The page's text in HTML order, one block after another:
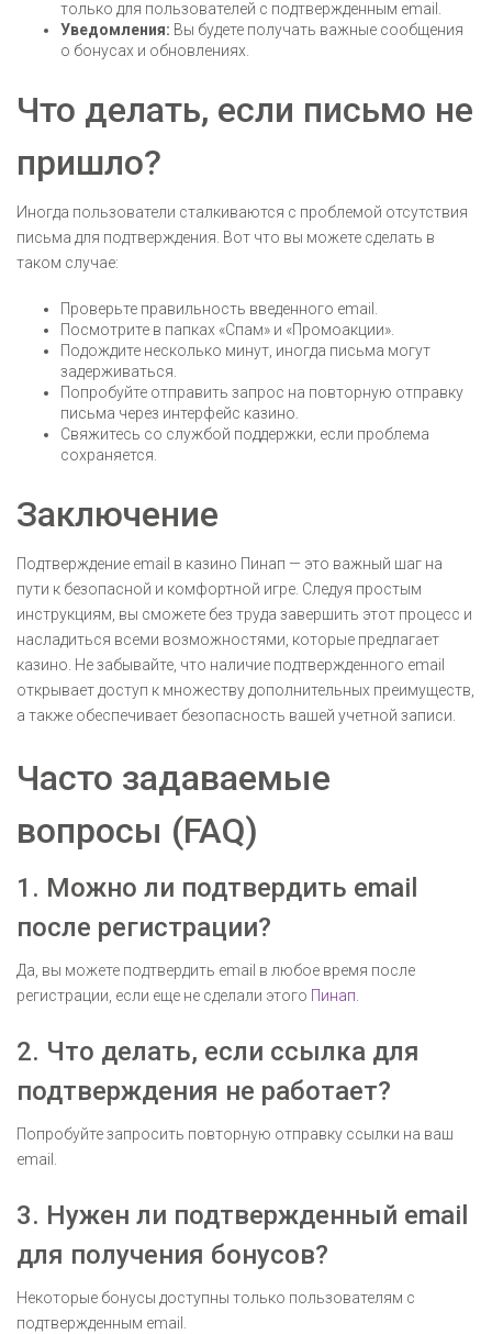
только для пользователей с подтвержденным email.
Уведомления: Вы будете получать важные сообщения
о бонусах и обновлениях.
Что делать, если письмо не
пришло?
Иногда пользователи сталкиваются с проблемой отсутствия
письма для подтверждения. Вот что вы можете сделать в
таком случае:
Проверьте правильность введенного email.
Посмотрите в папках «Спам» и «Промоакции».
Подождите несколько минут, иногда письма могут
задерживаться.
Попробуйте отправить запрос на повторную отправку
письма через интерфейс казино.
Свяжитесь со службой поддержки, если проблема
сохраняется.
Заключение
Подтверждение email в казино Пинап — это важный шаг на
пути к безопасной и комфортной игре. Следуя простым
инструкциям, вы сможете без труда завершить этот процесс и
насладиться всеми возможностями, которые предлагает
казино. Не забывайте, что наличие подтвержденного email
открывает доступ к множеству дополнительных преимуществ,
а также обеспечивает безопасность вашей учетной записи.
Часто задаваемые
вопросы (FAQ)
1. Можно ли подтвердить email
после регистрации?
Да, вы можете подтвердить email в любое время после
регистрации, если еще не сделали этого Пинап.
2. Что делать, если ссылка для
подтверждения не работает?
Попробуйте запросить повторную отправку ссылки на ваш
email.
3. Нужен ли подтвержденный email
для получения бонусов?
Некоторые бонусы доступны только пользователям с
подтвержденным email.